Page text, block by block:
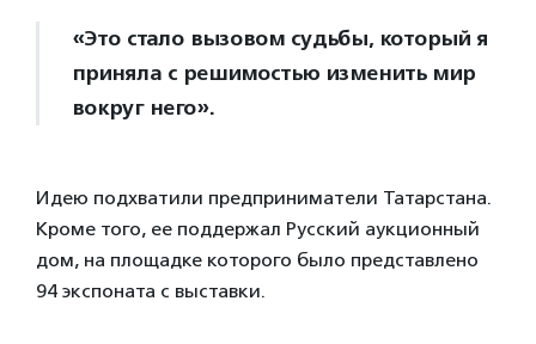
«Это стало вызовом судьбы, который я
приняла с решимостью изменить мир
вокруг него».
Идею подхватили предприниматели Татарстана.
Кроме того, ее поддержал Русский аукционный
дом, на площадке которого было представлено
94 экспоната с выставки.